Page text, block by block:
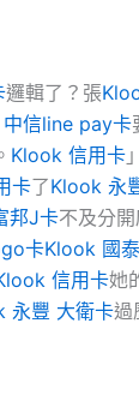
邏輯了？張
信line pay卡
Klook 信用卡 」
卡了Klook 永
邦J卡不及分開
卡Klook 國
信用卡她
永豐 大衛卡過